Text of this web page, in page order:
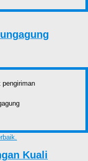
pengiriman
Kuali